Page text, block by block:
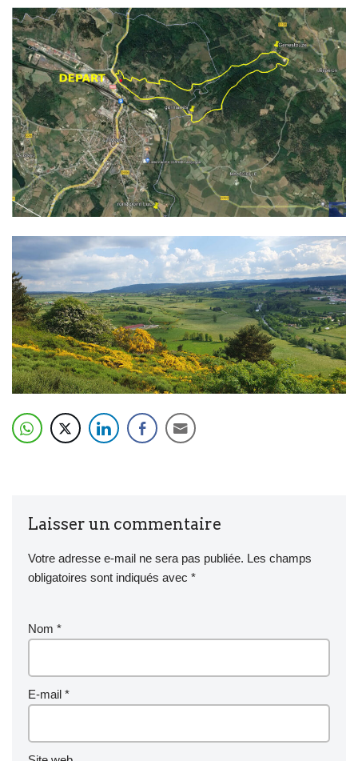
Laisser un commentaire
Votre adresse e-mail ne sera pas publiée. Les champs
obligatoires sont indiqués avec *
Nom *
E-mail *